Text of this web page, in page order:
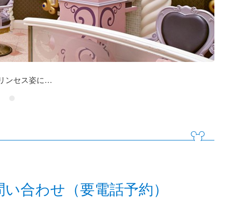
ンセス姿に…
合わせ（要電話予約）